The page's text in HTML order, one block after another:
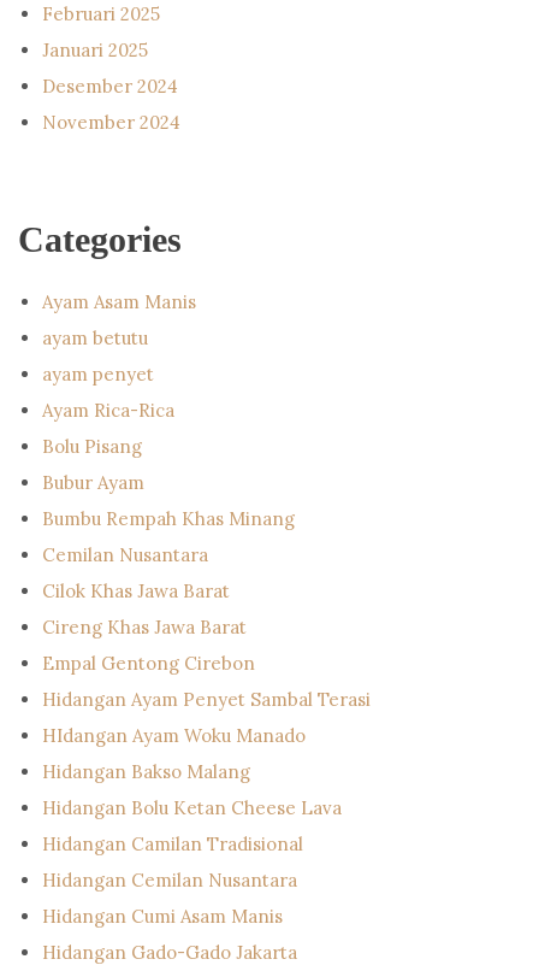
Februari 2025
Januari 2025
Desember 2024
November 2024
Categories
Ayam Asam Manis
ayam betutu
ayam penyet
Ayam Rica-Rica
Bolu Pisang
Bubur Ayam
Bumbu Rempah Khas Minang
Cemilan Nusantara
Cilok Khas Jawa Barat
Cireng Khas Jawa Barat
Empal Gentong Cirebon
Hidangan Ayam Penyet Sambal Terasi
HIdangan Ayam Woku Manado
Hidangan Bakso Malang
Hidangan Bolu Ketan Cheese Lava
Hidangan Camilan Tradisional
Hidangan Cemilan Nusantara
Hidangan Cumi Asam Manis
Hidangan Gado-Gado Jakarta